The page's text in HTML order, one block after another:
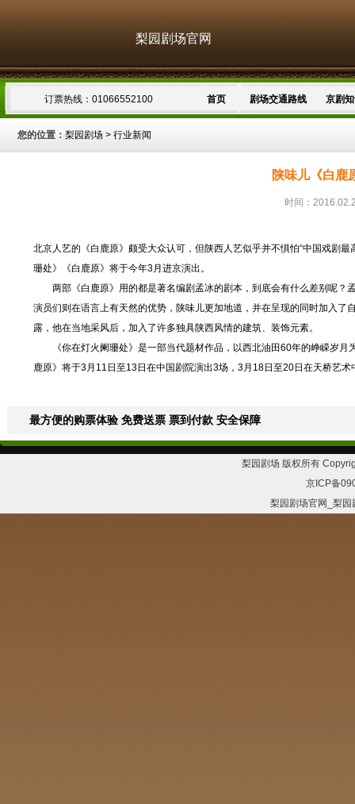
梨园剧场官网
订票热线：01066552100 首页 剧场交通路线 京剧
您的位置： 梨园剧场 > 行业新闻
陕味儿《白鹿
时间：
北京人艺的《白鹿原》颇受大众认可，但陕西人艺似乎并不惧怕“中国戏剧
珊处》《白鹿原》将于今年3月进京演出。
两部《白鹿原》用的都是著名编剧孟冰的剧本，到底会有什么差别呢？
演员们则在语言上有天然的优势，陕味儿更加地道，并在呈现的同时加入
露，他在当地采风后，加入了许多独具陕西风情的建筑、装饰元素。
《你在灯火阑珊处》是一部当代题材作品，以西北油田60年的峥嵘岁月
鹿原》将于3月11日至13日在中国剧院演出3场，3月18日至20日在天桥艺
最方便的购票体验 免费送票 票到付款 安全保障
梨园剧场 版权所有
京ICP备
梨园剧场官网_梨